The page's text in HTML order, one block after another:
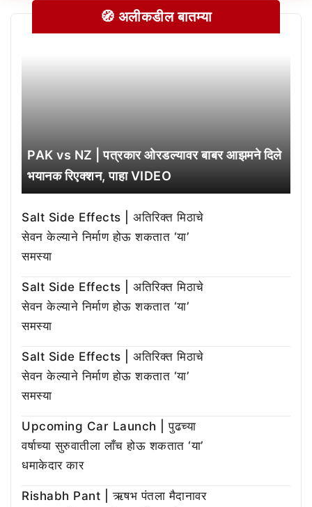
🧭 अलीकडील बातम्या
PAK vs NZ | पत्रकार ओरडल्यावर बाबर आझमने दिले
भयानक रिएक्शन, पाहा VIDEO
Salt Side Effects | अतिरिक्त मिठाचे
सेवन केल्याने निर्माण होऊ शकतात ‘या’
समस्या
Salt Side Effects | अतिरिक्त मिठाचे
सेवन केल्याने निर्माण होऊ शकतात ‘या’
समस्या
Salt Side Effects | अतिरिक्त मिठाचे
सेवन केल्याने निर्माण होऊ शकतात ‘या’
समस्या
Upcoming Car Launch | पुढच्या
वर्षाच्या सुरुवातीला लाँच होऊ शकतात ‘या’
धमाकेदार कार
Rishabh Pant | ऋषभ पंतला मैदानावर